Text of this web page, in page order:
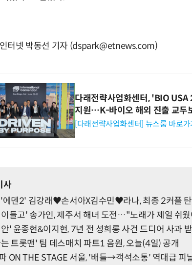
터넷 박동선 기자 (dspark@etnews.com)
다래전략사업화센터, 'BIO
지원…K-바이오 해외 진출 교두
[다래전략사업화센터] 뉴스룸 바로가
사
에덴2' 김강래♥손서아X김수민♥라나, 최종 2커플
들고' 송가인, 제주서 해녀 도전…"노래가 제일 쉬
' 윤종현&이지현, 7년 전 성희롱 사건 드디어 사과
트롯맨' 팀 데스매치 파트1 음원, 오늘(4일) 공개
ON THE STAGE 서울, '배틀→객석소통' 역대급 피